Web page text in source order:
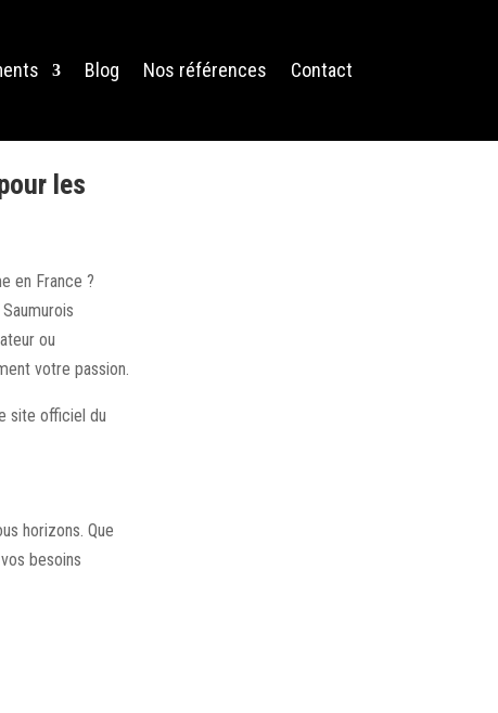
Blog Nos références Contact
les
en France ?
ou
votre passion.
site officiel du
horizons. Que
besoins